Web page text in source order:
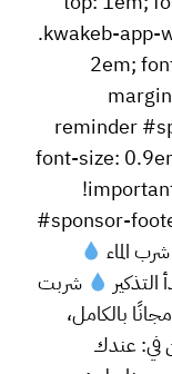
.kwakeb-app-
2em;
reminder
font-size:
#sponsor-
شربت
مجانًا بالكامل،
في: عندك